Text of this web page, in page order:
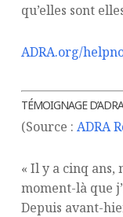
qu’elles sont
ADRA.org/
TÉMOIGNAGE
(Source : ADRA
« Il y a cinq ans,
moment-là que
Depuis avant-